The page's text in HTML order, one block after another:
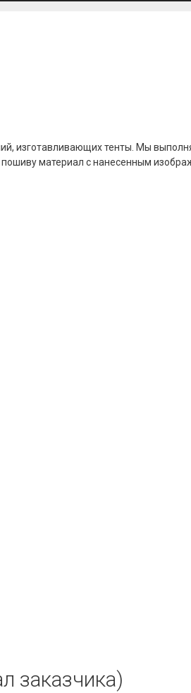
изготавливающих тенты. Мы
материал с нанесенным
заказчика)